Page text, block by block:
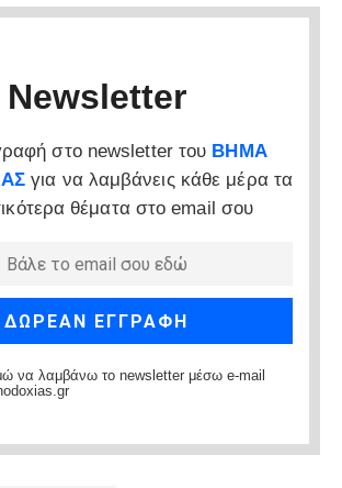
Newsletter
στο newsletter του ΒΗΜΑ
για να λαμβάνεις κάθε μέρα τα
θέματα στο email σου
να λαμβάνω το newsletter μέσω e-mail